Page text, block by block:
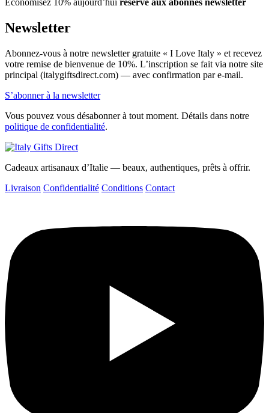
Newsletter
Abonnez-vous à notre newsletter gratuite « I Love Italy » et recevez
votre remise de bienvenue de 10%. L’inscription se fait via notre site
principal (italygiftsdirect.com) — avec confirmation par e-mail.
S’abonner à la newsletter
Vous pouvez vous désabonner à tout moment. Détails dans notre
politique de confidentialité.
Cadeaux artisanaux d’Italie — beaux, authentiques, prêts à offrir.
Livraison Confidentialité Conditions Contact